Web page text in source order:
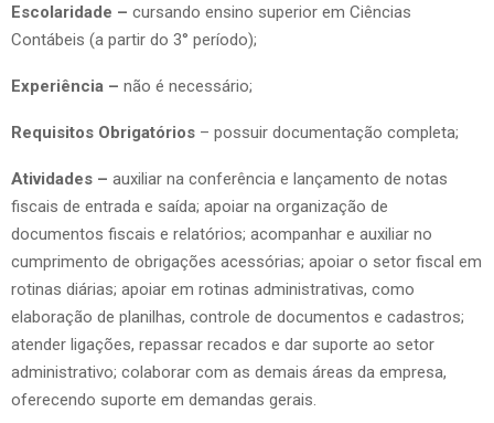
Escolaridade – cursando ensino superior em Ciências
Contábeis (a partir do 3° período);
Experiência – não é necessário;
Requisitos Obrigatórios – possuir documentação completa;
Atividades – auxiliar na conferência e lançamento de notas
fiscais de entrada e saída; apoiar na organização de
documentos fiscais e relatórios; acompanhar e auxiliar no
cumprimento de obrigações acessórias; apoiar o setor fiscal em
rotinas diárias; apoiar em rotinas administrativas, como
elaboração de planilhas, controle de documentos e cadastros;
atender ligações, repassar recados e dar suporte ao setor
administrativo; colaborar com as demais áreas da empresa,
oferecendo suporte em demandas gerais.